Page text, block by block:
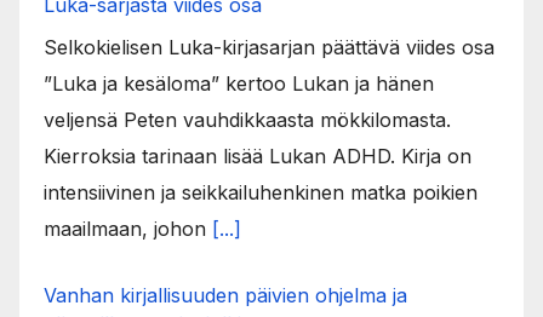
Luka-sarjasta viides osa
Selkokielisen Luka-kirjasarjan päättävä viides osa
”Luka ja kesäloma” kertoo Lukan ja hänen
veljensä Peten vauhdikkaasta mökkilomasta.
Kierroksia tarinaan lisää Lukan ADHD. Kirja on
intensiivinen ja seikkailuhenkinen matka poikien
maailmaan, johon [...]
Vanhan kirjallisuuden päivien ohjelma ja